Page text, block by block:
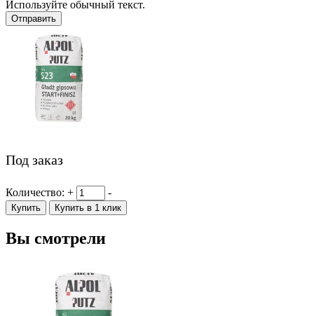
Используйте обычный текст.
Отправить
Под заказ
Количество: + -
Купить Купить в 1 клик
Вы смотрели